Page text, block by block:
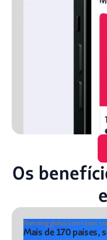
Os
Roaming global sem taxas
Mais de 170 países,